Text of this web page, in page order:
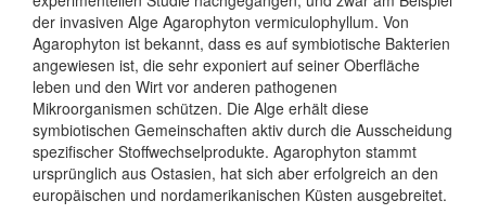
der invasiven Alge Agarophyton vermiculophyllum. Von
Agarophyton ist bekannt, dass es auf symbiotische Bakterien
angewiesen ist, die sehr exponiert auf seiner Oberfläche
leben und den Wirt vor anderen pathogenen
Mikroorganismen schützen. Die Alge erhält diese
symbiotischen Gemeinschaften aktiv durch die Ausscheidung
spezifischer Stoffwechselprodukte. Agarophyton stammt
ursprünglich aus Ostasien, hat sich aber erfolgreich an den
europäischen und nordamerikanischen Küsten ausgebreitet.